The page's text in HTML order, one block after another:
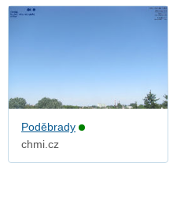
Poděbrady
chmi.cz